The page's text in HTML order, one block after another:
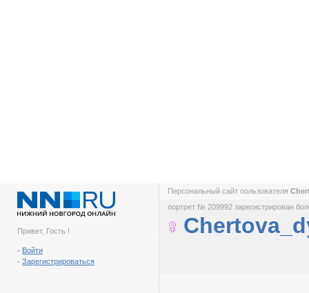
Привет, Гость !
- Войти
- Зарегистрироваться
Персональный сайт пользователя
портрет № 209992 зарегистрирован